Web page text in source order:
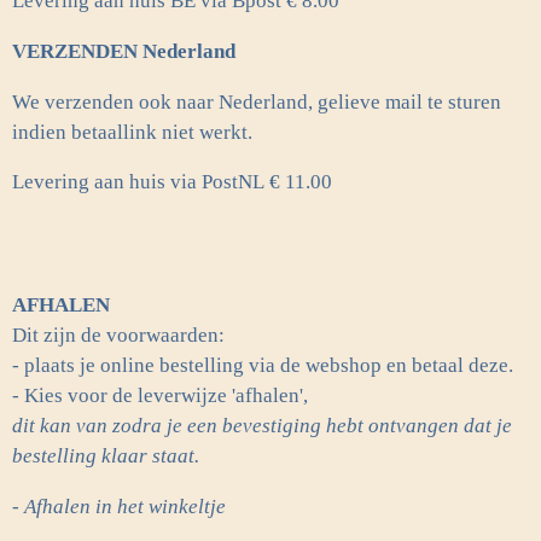
VERZENDEN Nederland
We verzenden ook naar Nederland, gelieve mail te sturen
indien betaallink niet werkt.
Levering aan huis via PostNL € 11.00
AFHALEN
Dit zijn de voorwaarden:
- plaats je online bestelling via de webshop en betaal deze.
- Kies voor de leverwijze 'afhalen',
dit kan van zodra je een bevestiging hebt ontvangen dat je
bestelling klaar staat.
- Afhalen in het winkeltje